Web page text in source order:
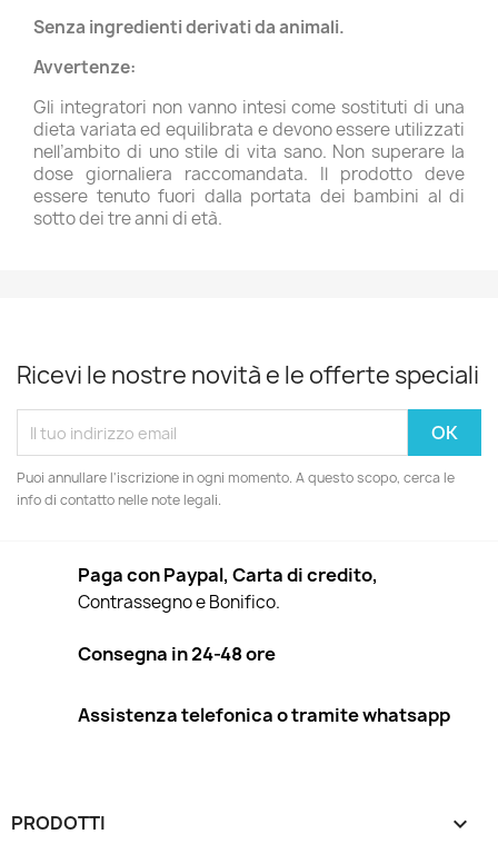
Senza ingredienti derivati da animali.
Avvertenze:
Gli integratori non vanno intesi come sostituti di una
dieta variata ed equilibrata e devono essere utilizzati
nell’ambito di uno stile di vita sano. Non superare la
dose giornaliera raccomandata. Il prodotto deve
essere tenuto fuori dalla portata dei bambini al di
sotto dei tre anni di età.
Ricevi le nostre novità e le offerte speciali
Puoi annullare l'iscrizione in ogni momento. A questo scopo, cerca le
info di contatto nelle note legali.
Paga con Paypal, Carta di credito,
Contrassegno e Bonifico.
Consegna in 24-48 ore
Assistenza telefonica o tramite whatsapp
PRODOTTI 